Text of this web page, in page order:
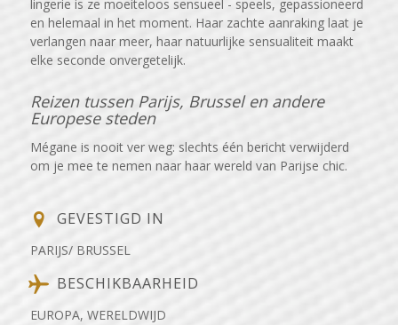
lingerie is ze moeiteloos sensueel - speels, gepassioneerd
en helemaal in het moment. Haar zachte aanraking laat je
verlangen naar meer, haar natuurlijke sensualiteit maakt
elke seconde onvergetelijk.
Reizen tussen Parijs, Brussel en andere
Europese steden
Mégane is nooit ver weg: slechts één bericht verwijderd
om je mee te nemen naar haar wereld van Parijse chic.
GEVESTIGD IN
PARIJS/ BRUSSEL
BESCHIKBAARHEID
EUROPA, WERELDWIJD